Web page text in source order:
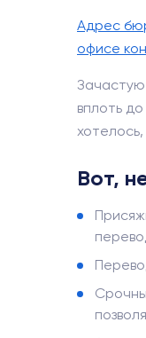
Адрес
офисе
вплоть
Вот,